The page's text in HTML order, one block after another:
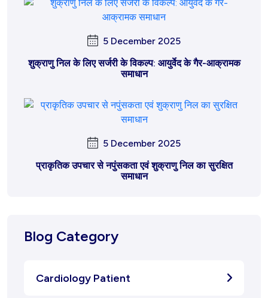
5 December 2025
शुक्राणु निल के लिए सर्जरी के विकल्प: आयुर्वेद के गैर-आक्रामक
समाधान
5 December 2025
प्राकृतिक उपचार से नपुंसकता एवं शुक्राणु निल का सुरक्षित
समाधान
Blog Category
Cardiology Patient